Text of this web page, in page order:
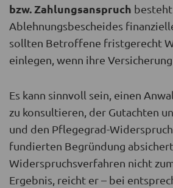
bzw. Zahlungsanspruch
Ablehnungsbescheides
sollten Betroffene fristgerecht
einlegen, wenn ihre
Es kann sinnvoll sein, einen
zu konsultieren, der Gutachten
und den Pflegegrad-
fundierten Begründung
Widerspruchsverfahren nicht
Ergebnis, reicht er – bei